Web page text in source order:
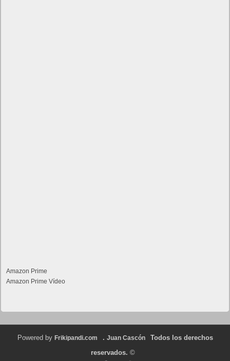
Amazon Prime
Amazon Prime Vídeo
Powered by Frikipandi.com . Juan Cascón
Todos los derechos
reservados. ©